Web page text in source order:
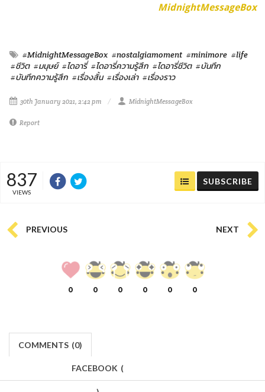
MidnightMessageBox
#MidnightMessageBox #nostalgiamoment #minimore #life
#ชีวิต #มนุษย์ #ไดอารี่ #ไดอารี่ความรู้สึก #ไดอารี่ชีวิต #บันทึก
#บันทึกความรู้สึก #เรื่องสั้น #เรื่องเล่า #เรื่องราว
30th January 2021, 2:42 pm MidnightMessageBox
Report
837
VIEWS
SUBSCRIBE
PREVIOUS NEXT
0 0 0 0 0 0
COMMENTS (0)
FACEBOOK (